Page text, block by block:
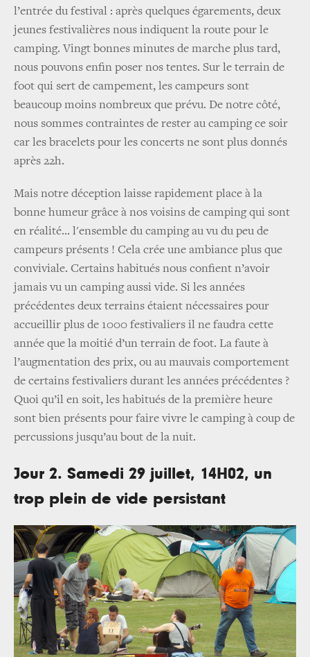
l’entrée du festival : après quelques égarements, deux
jeunes festivalières nous indiquent la route pour le
camping. Vingt bonnes minutes de marche plus tard,
nous pouvons enfin poser nos tentes. Sur le terrain de
foot qui sert de campement, les campeurs sont
beaucoup moins nombreux que prévu. De notre côté,
nous sommes contraintes de rester au camping ce soir
car les bracelets pour les concerts ne sont plus donnés
après 22h.
Mais notre déception laisse rapidement place à la
bonne humeur grâce à nos voisins de camping qui sont
en réalité... l'ensemble du camping au vu du peu de
campeurs présents ! Cela crée une ambiance plus que
conviviale. Certains habitués nous confient n’avoir
jamais vu un camping aussi vide. Si les années
précédentes deux terrains étaient nécessaires pour
accueillir plus de 1000 festivaliers il ne faudra cette
année que la moitié d’un terrain de foot. La faute à
l’augmentation des prix, ou au mauvais comportement
de certains festivaliers durant les années précédentes ?
Quoi qu’il en soit, les habitués de la première heure
sont bien présents pour faire vivre le camping à coup de
percussions jusqu’au bout de la nuit.
Jour 2. Samedi 29 juillet, 14H02, un
trop plein de vide persistant